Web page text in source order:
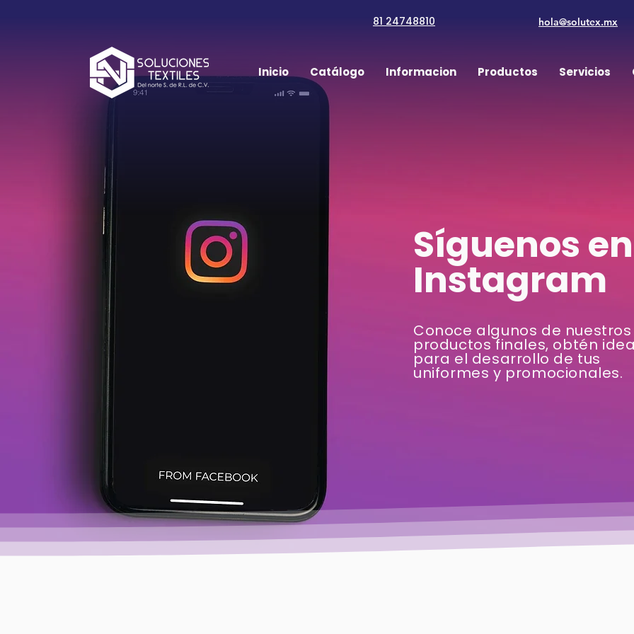
81 24748810 hola@solutex.mx
Inicio Catálogo Informacion Productos Servicios
Síguenos en
Instagram
Conoce algunos de nuestros
productos finales, obtén
para el desarrollo de tus
uniformes y promocionales.